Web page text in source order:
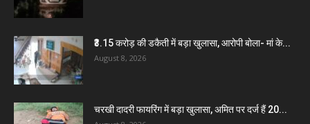
₹3.15 करोड़ की डकैती में बड़ा खुलासा, आरोपी बोला- मां के...
August 8, 2026
चरखी दादरी फायरिंग में बड़ा खुलासा, अमित पर दर्ज हैं 20...